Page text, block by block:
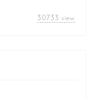
30733 view